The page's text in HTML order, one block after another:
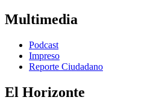
Multimedia
Podcast
Impreso
Reporte Ciudadano
El Horizonte